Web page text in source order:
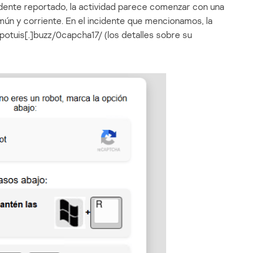
reportado, la actividad parece comenzar con una
y corriente. En el incidente que mencionamos, la
0capcha17/ (los detalles sobre su